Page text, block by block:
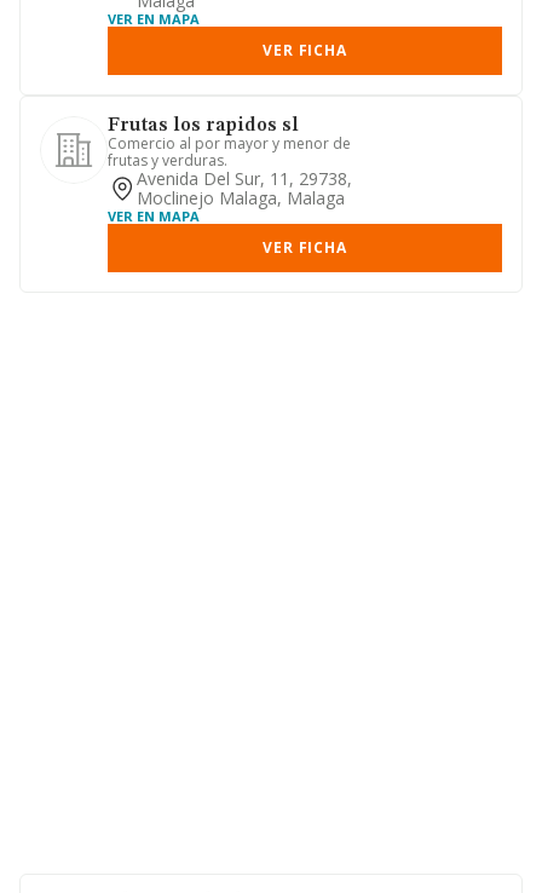
VER EN MAPA
VER FICHA
Frutas los rapidos sl
Comercio al por mayor y menor de
frutas y verduras.
Avenida Del Sur, 11, 29738,
Moclinejo Malaga, Malaga
VER EN MAPA
VER FICHA